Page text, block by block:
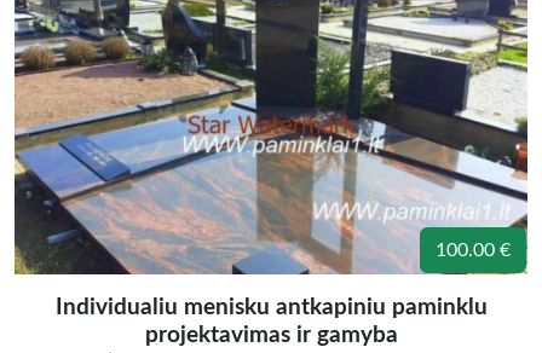
100.00 €
Individualiu menisku antkapiniu paminklu
projektavimas ir gamyba